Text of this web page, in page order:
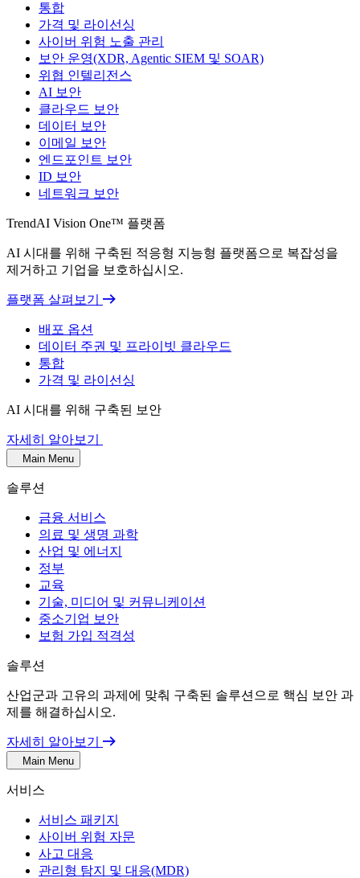
통합
가격 및 라이선싱
사이버 위험 노출 관리
보안 운영(XDR, Agentic SIEM 및 SOAR)
위협 인텔리전스
AI 보안
클라우드 보안
데이터 보안
이메일 보안
엔드포인트 보안
ID 보안
네트워크 보안
TrendAI Vision One™ 플랫폼
AI 시대를 위해 구축된 적응형 지능형 플랫폼으로 복잡성을
제거하고 기업을 보호하십시오.
플랫폼 살펴보기
배포 옵션
데이터 주권 및 프라이빗 클라우드
통합
가격 및 라이선싱
AI 시대를 위해 구축된 보안
자세히 알아보기
Main Menu
솔루션
금융 서비스
의료 및 생명 과학
산업 및 에너지
정부
교육
기술, 미디어 및 커뮤니케이션
중소기업 보안
보험 가입 적격성
솔루션
산업군과 고유의 과제에 맞춰 구축된 솔루션으로 핵심 보안 과
제를 해결하십시오.
자세히 알아보기
Main Menu
서비스
서비스 패키지
사이버 위험 자문
사고 대응
관리형 탐지 및 대응(MDR)